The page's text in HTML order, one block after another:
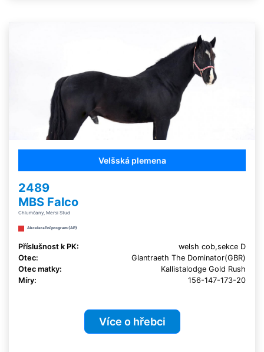
Velšská plemena
2489
MBS Falco
Chlumčany, Mersi Stud
Akcelerační program (AP)
Příslušnost k PK:
welsh cob,sekce D
Otec:
Glantraeth The Dominator(GBR)
Otec matky:
Kallistalodge Gold Rush
Míry:
156-147-173-20
Více o hřebci